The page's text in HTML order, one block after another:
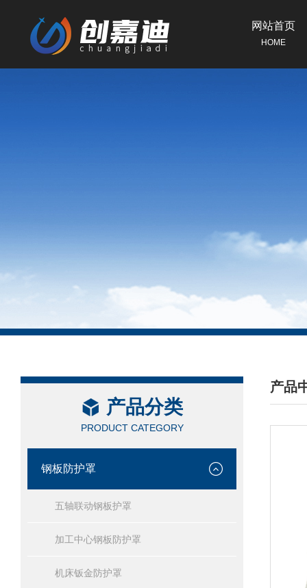
网站首页
HOME
产品分类
PRODUCT CATEGORY
钢板防护罩
五轴联动钢板护罩
加工中心钢板防护罩
机床钣金防护罩
产品
/